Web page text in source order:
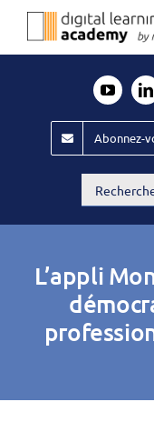
Passer
Évènements ILDI
Offres d’emploi
Publiez
Contact
Abonnez-
Rechercher:
L’appli